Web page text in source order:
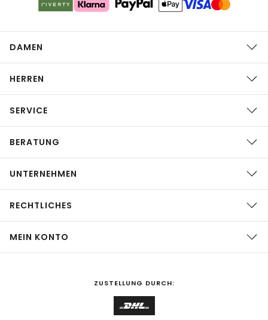
DAMEN
HERREN
SERVICE
BERATUNG
UNTERNEHMEN
RECHTLICHES
MEIN KONTO
ZUSTELLUNG DURCH: